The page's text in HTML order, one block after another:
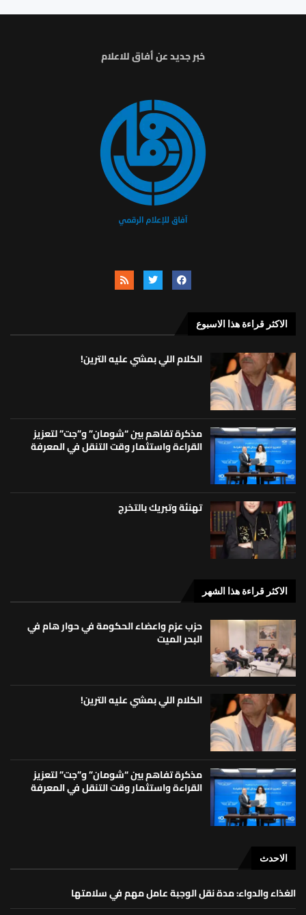
خبر جديد عن أفاق للاعلام
الاكثر قراءة هذا الاسبوع
الكلام اللي بمشي عليه الترين!
مذكرة تفاهم بين “شومان” و”جت” لتعزيز
القراءة واستثمار وقت التنقل في المعرفة
تهنئة وتبريك بالتخرج
الاكثر قراءة هذا الشهر
حزب عزم واعضاء الحكومة في حوار هام في
البحر الميت
الكلام اللي بمشي عليه الترين!
مذكرة تفاهم بين “شومان” و”جت” لتعزيز
القراءة واستثمار وقت التنقل في المعرفة
الاحدث
الغذاء والدواء: مدة نقل الوجبة عامل مهم في سلامتها